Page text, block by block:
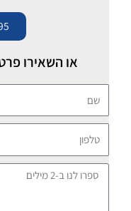
או השאירו
טלפון
ספרו